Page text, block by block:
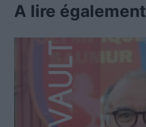
A lire également